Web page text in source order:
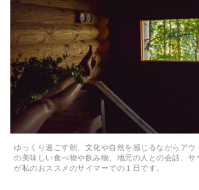
ゆっくり過ごす朝、文化や自然を感じるながらアウ
の美味しい食べ物や飲み物、地元の人との会話、サ
が私のおススメのサイマーでの１日です。